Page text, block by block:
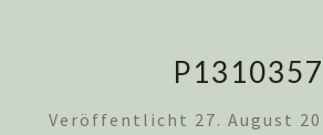
P1310357
Veröffentlicht 27. August